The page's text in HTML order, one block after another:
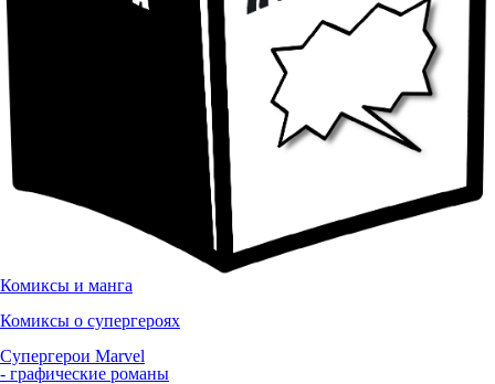
Комиксы и манга
Комиксы о супергероях
Супергерои Marvel
- графические романы